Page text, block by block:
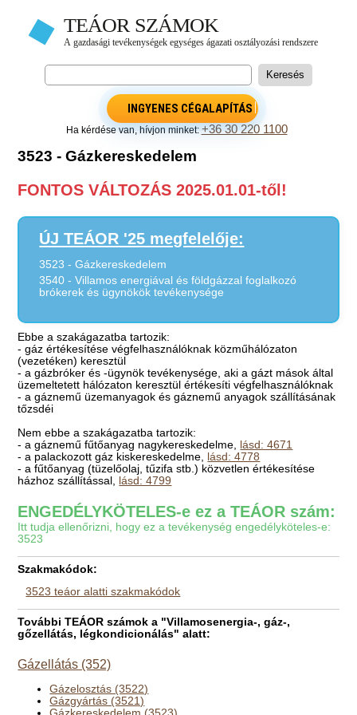
INGYENES CÉGALAPÍTÁS
Ha kérdése van, hívjon minket:+36 30 220 1100
3523 - Gázkereskedelem
FONTOS VÁLTOZÁS 2025.01.01-től!
ÚJ TEÁOR '25 megfelelője:
3523 - Gázkereskedelem
3540 - Villamos energiával és földgázzal foglalkozó
brókerek és ügynökök tevékenysége
Ebbe a szakágazatba tartozik:
- gáz értékesítése végfelhasználóknak közműhálózaton
(vezetéken) keresztül
- a gázbróker és -ügynök tevékenysége, aki a gázt mások által
üzemeltetett hálózaton keresztül értékesíti végfelhasználóknak
- a gáznemű üzemanyagok és gáznemű anyagok szállításának
tőzsdéi
Nem ebbe a szakágazatba tartozik:
- a gáznemű fűtőanyag nagykereskedelme, lásd: 4671
- a palackozott gáz kiskereskedelme, lásd: 4778
- a fűtőanyag (tüzelőolaj, tűzifa stb.) közvetlen értékesítése
házhoz szállítással, lásd: 4799
ENGEDÉLYKÖTELES-e ez a TEÁOR szám:
Itt tudja ellenőrizni, hogy ez a tevékenység engedélyköteles-e:
3523
Szakmakódok:
3523 teáor alatti szakmakódok
További TEÁOR számok a "Villamosenergia-, gáz-,
gőzellátás, légkondicionálás" alatt:
Gázellátás (352)
Gázelosztás (3522)
Gázgyártás (3521)